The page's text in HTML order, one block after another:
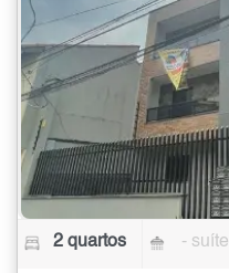
2 quartos - suíte